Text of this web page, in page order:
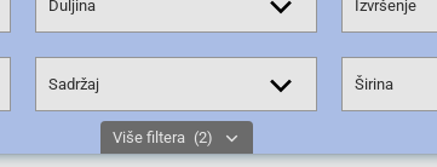
Duljina Izvršenje
Sadržaj Širina
Više filtera (2)